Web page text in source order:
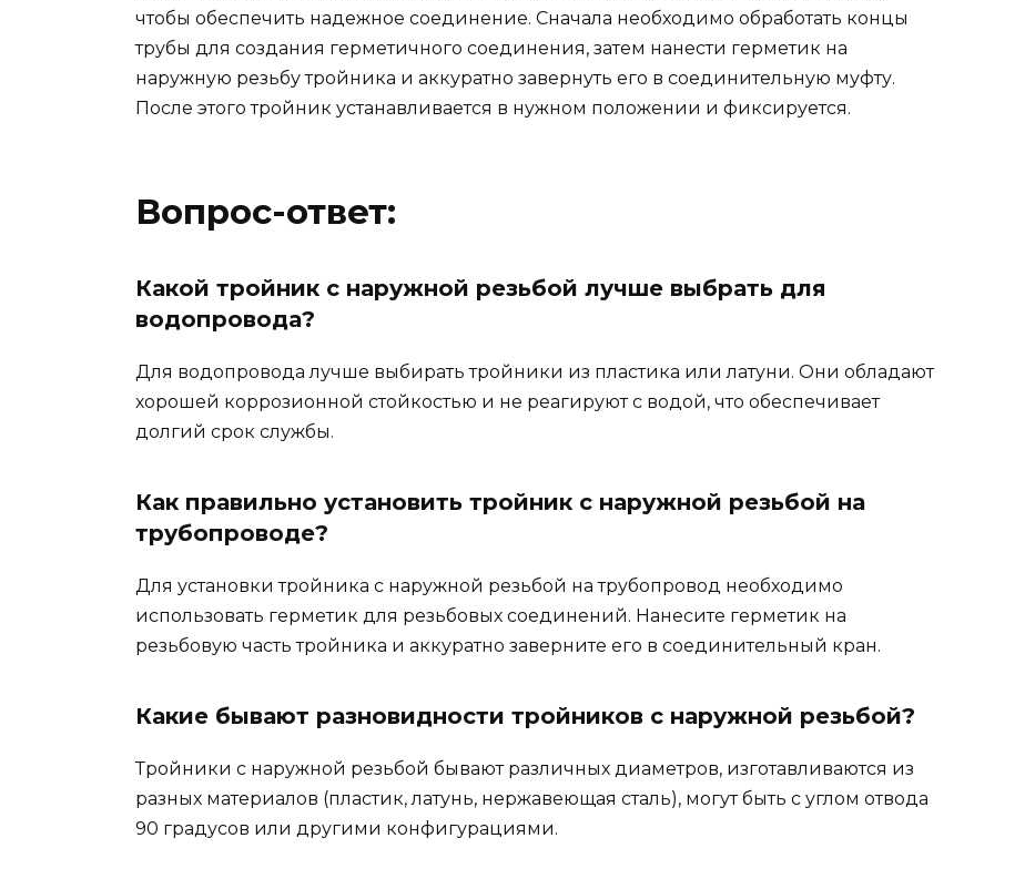
чтобы обеспечить надежное соединение. Сначала необходимо обработать концы
трубы для создания герметичного соединения, затем нанести герметик на
наружную резьбу тройника и аккуратно завернуть его в соединительную муфту.
После этого тройник устанавливается в нужном положении и фиксируется.
Вопрос-ответ:
Какой тройник с наружной резьбой лучше выбрать для
водопровода?
Для водопровода лучше выбирать тройники из пластика или латуни. Они обладают
хорошей коррозионной стойкостью и не реагируют с водой, что обеспечивает
долгий срок службы.
Как правильно установить тройник с наружной резьбой на
трубопроводе?
Для установки тройника с наружной резьбой на трубопровод необходимо
использовать герметик для резьбовых соединений. Нанесите герметик на
резьбовую часть тройника и аккуратно заверните его в соединительный кран.
Какие бывают разновидности тройников с наружной резьбой?
Тройники с наружной резьбой бывают различных диаметров, изготавливаются из
разных материалов (пластик, латунь, нержавеющая сталь), могут быть с углом отвода
90 градусов или другими конфигурациями.